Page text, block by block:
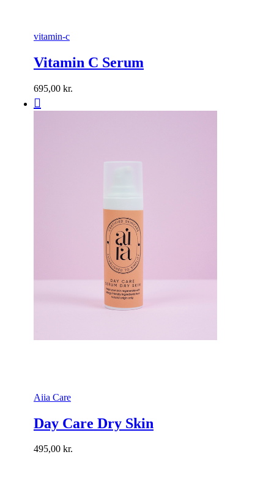
vitamin-c
Vitamin C Serum
695,00 kr.
Aiia Care
Day Care Dry Skin
495,00 kr.